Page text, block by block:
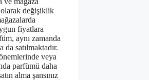
olarak değişiklik
fiyatlara
aynı zamanda
satılmaktadır.
veya
parfümü daha
alma şansınız